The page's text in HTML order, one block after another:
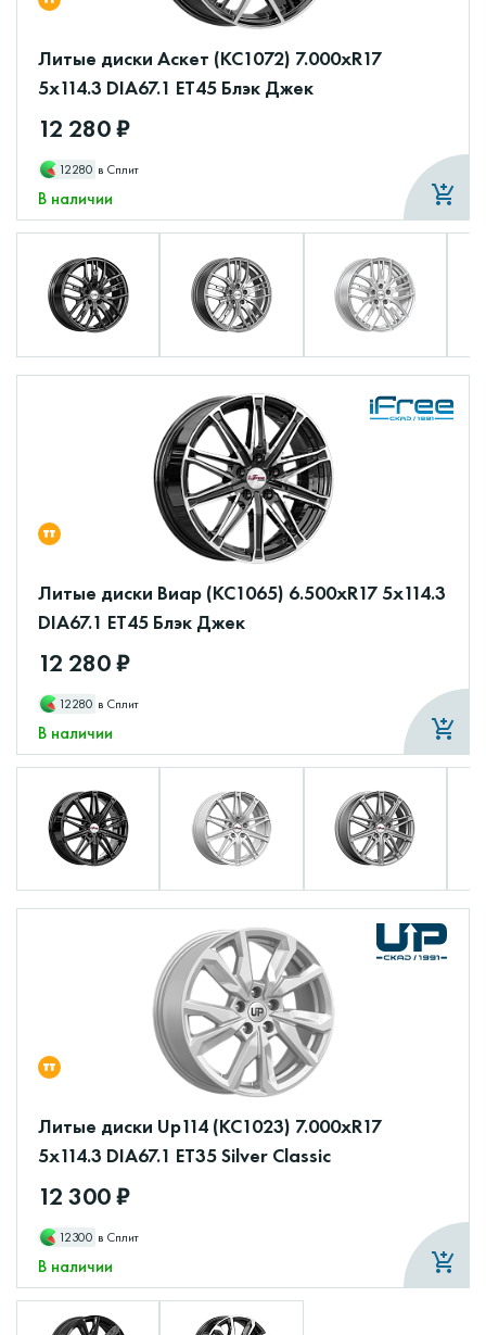
Литые диски Аскет (КС1072) 7.000xR17
5x114.3 DIA67.1 ET45 Блэк Джек
12 280 ₽
12280 в Сплит
В наличии
Литые диски Виар (КС1065) 6.500xR17 5x114.3
DIA67.1 ET45 Блэк Джек
12 280 ₽
12280 в Сплит
В наличии
Литые диски Up114 (КС1023) 7.000xR17
5x114.3 DIA67.1 ET35 Silver Classic
12 300 ₽
12300 в Сплит
В наличии